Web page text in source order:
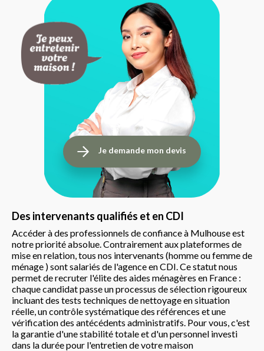
Je demande mon devis
Des intervenants qualifiés et en CDI
Accéder à des professionnels de confiance à Mulhouse est
notre priorité absolue. Contrairement aux plateformes de
mise en relation, tous nos intervenants (homme ou femme de
ménage ) sont salariés de l'agence en CDI. Ce statut nous
permet de recruter l'élite des aides ménagères en France :
chaque candidat passe un processus de sélection rigoureux
incluant des tests techniques de nettoyage en situation
réelle, un contrôle systématique des références et une
vérification des antécédents administratifs. Pour vous, c'est
la garantie d'une stabilité totale et d'un personnel investi
dans la durée pour l'entretien de votre maison